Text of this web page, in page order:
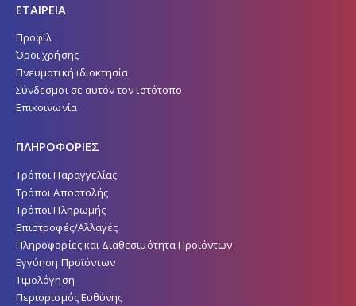
ΕΤΑΙΡΕΙΑ
Προφίλ
Όροι χρήσης
Πνευματική ιδιοκτησία
Σύνδεσμοι σε αυτόν τον ιστότοπο
Επικοινωνία
ΠΛΗΡΟΦΟΡΙΕΣ
Τρόποι Παραγγελίας
Τρόποι Αποστολής
Τρόποι Πληρωμής
Επιστροφές/Αλλαγές
Πληροφορίες και Διαθεσιμότητα Προϊόντων
Εγγύηση Προϊόντων
Τιμολόγηση
Περιορισμός Ευθύνης